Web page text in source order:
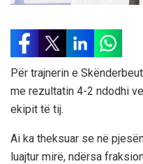
Për trajnerin e
me rezultatin 4-2 ndodhi
ekipit të tij.
Ai ka theksuar se në
luajtur mirë, ndërsa